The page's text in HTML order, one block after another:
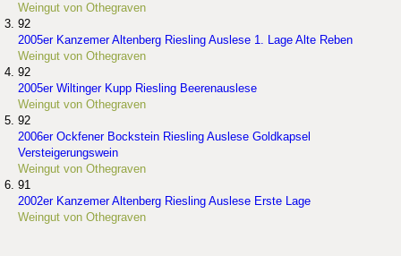
Weingut von Othegraven
92
2005er Kanzemer Altenberg Riesling Auslese 1. Lage Alte Reben
Weingut von Othegraven
92
2005er Wiltinger Kupp Riesling Beerenauslese
Weingut von Othegraven
92
2006er Ockfener Bockstein Riesling Auslese Goldkapsel
Versteigerungswein
Weingut von Othegraven
91
2002er Kanzemer Altenberg Riesling Auslese Erste Lage
Weingut von Othegraven